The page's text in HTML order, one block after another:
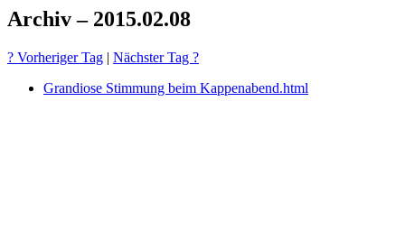
Archiv – 2015.02.08
? Vorheriger Tag | Nächster Tag ?
Grandiose Stimmung beim Kappenabend.html